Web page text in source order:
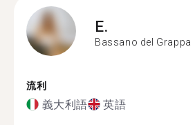
E.
Bassano del Grappa
流利
義大利語 英語